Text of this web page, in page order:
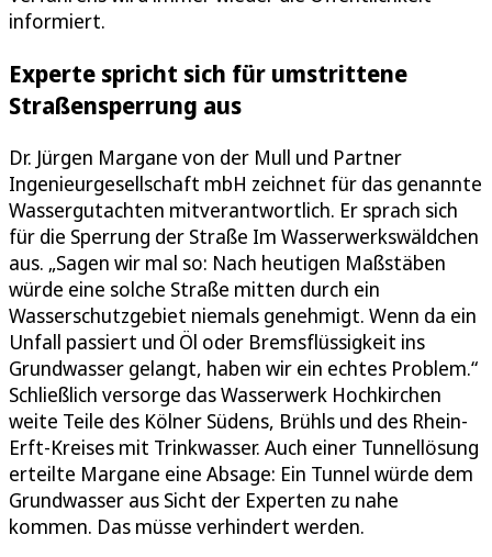
informiert.
Experte spricht sich für umstrittene
Straßensperrung aus
Dr. Jürgen Margane von der Mull und Partner
Ingenieurgesellschaft mbH zeichnet für das genannte
Wassergutachten mitverantwortlich. Er sprach sich
für die Sperrung der Straße Im Wasserwerkswäldchen
aus. „Sagen wir mal so: Nach heutigen Maßstäben
würde eine solche Straße mitten durch ein
Wasserschutzgebiet niemals genehmigt. Wenn da ein
Unfall passiert und Öl oder Bremsflüssigkeit ins
Grundwasser gelangt, haben wir ein echtes Problem.“
Schließlich versorge das Wasserwerk Hochkirchen
weite Teile des Kölner Südens, Brühls und des Rhein-
Erft-Kreises mit Trinkwasser. Auch einer Tunnellösung
erteilte Margane eine Absage: Ein Tunnel würde dem
Grundwasser aus Sicht der Experten zu nahe
kommen. Das müsse verhindert werden.